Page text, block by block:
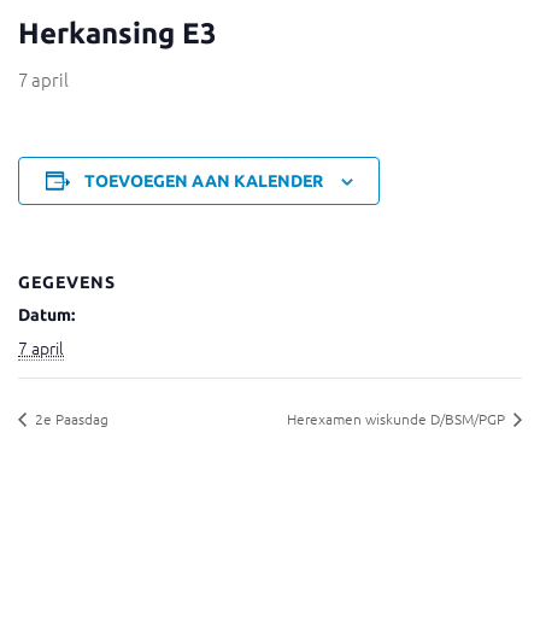
Herkansing E3
7 april
TOEVOEGEN AAN KALENDER
GEGEVENS
Datum:
7 april
2e Paasdag Herexamen wiskunde D/BSM/PGP